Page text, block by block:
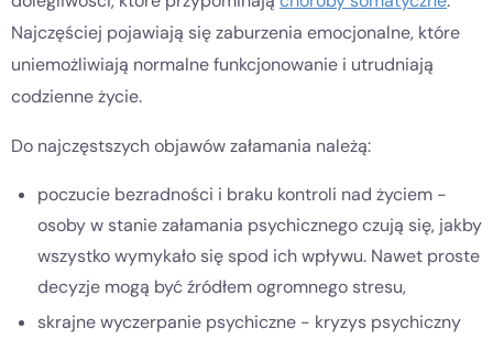
Najczęściej pojawiają się zaburzenia emocjonalne, które
uniemożliwiają normalne funkcjonowanie i utrudniają
codzienne życie.
Do najczęstszych objawów załamania należą:
poczucie bezradności i braku kontroli nad życiem -
osoby w stanie załamania psychicznego czują się, jakby
wszystko wymykało się spod ich wpływu. Nawet proste
decyzje mogą być źródłem ogromnego stresu,
skrajne wyczerpanie psychiczne - kryzys psychiczny